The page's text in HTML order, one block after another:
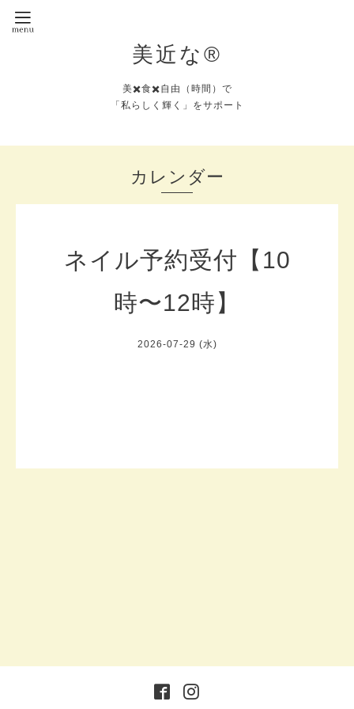
美近な®︎
美✖️食✖️自由（時間）で
「私らしく輝く」をサポート
カレンダー
ネイル予約受付【10
時〜12時】
2026-07-29 (水)